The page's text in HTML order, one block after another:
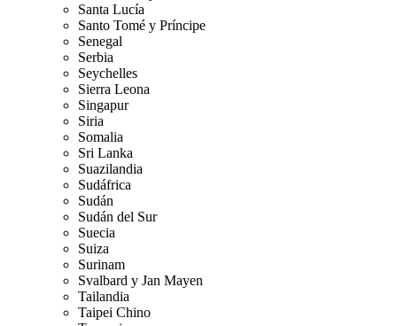
Santa Lucía
Santo Tomé y Príncipe
Senegal
Serbia
Seychelles
Sierra Leona
Singapur
Siria
Somalia
Sri Lanka
Suazilandia
Sudáfrica
Sudán
Sudán del Sur
Suecia
Suiza
Surinam
Svalbard y Jan Mayen
Tailandia
Taipei Chino